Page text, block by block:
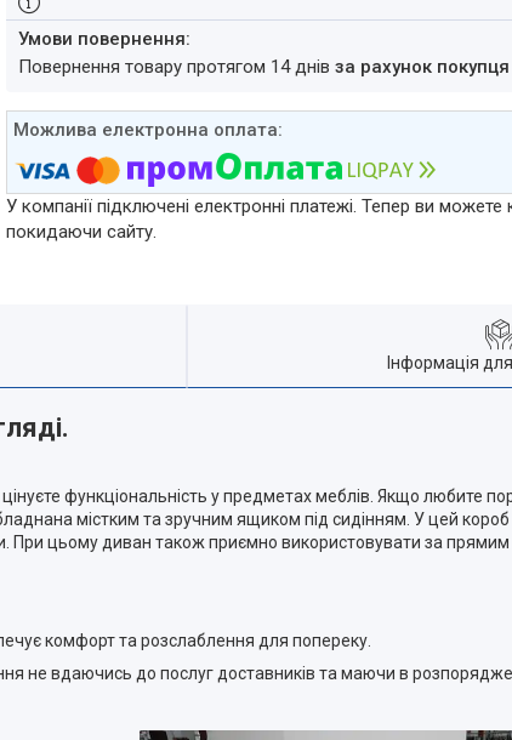
повернення товару протягом 14 днів за рахунок покупця
У компанії підключені електронні платежі. Тепер ви
покидаючи сайту.
Інформація
функціональність у предметах меблів. Якщо любите
містким та зручним ящиком під сидінням. У цей
При цьому диван також приємно використовувати за
комфорт та розслаблення для попереку.
не вдаючись до послуг доставників та маючи в